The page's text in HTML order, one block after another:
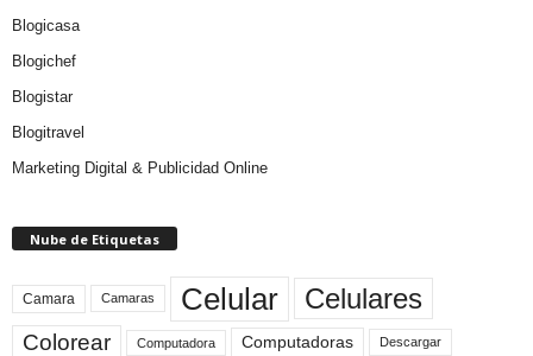
Blogicasa
Blogichef
Blogistar
Blogitravel
Marketing Digital & Publicidad Online
Nube de Etiquetas
Camara Camaras Celular Celulares
Colorear Computadora Computadoras Descargar